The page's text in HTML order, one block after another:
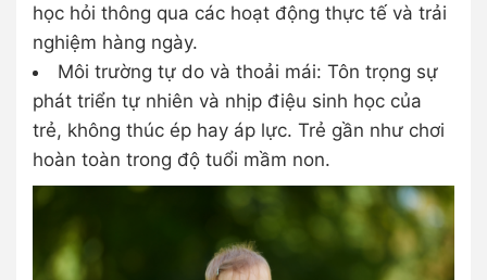
học hỏi thông qua các hoạt động thực tế và trải
nghiệm hàng ngày.
Môi trường tự do và thoải mái: Tôn trọng sự
phát triển tự nhiên và nhịp điệu sinh học của
trẻ, không thúc ép hay áp lực. Trẻ gần như chơi
hoàn toàn trong độ tuổi mầm non.